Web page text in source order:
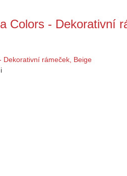
Colors - Dekorativní
i